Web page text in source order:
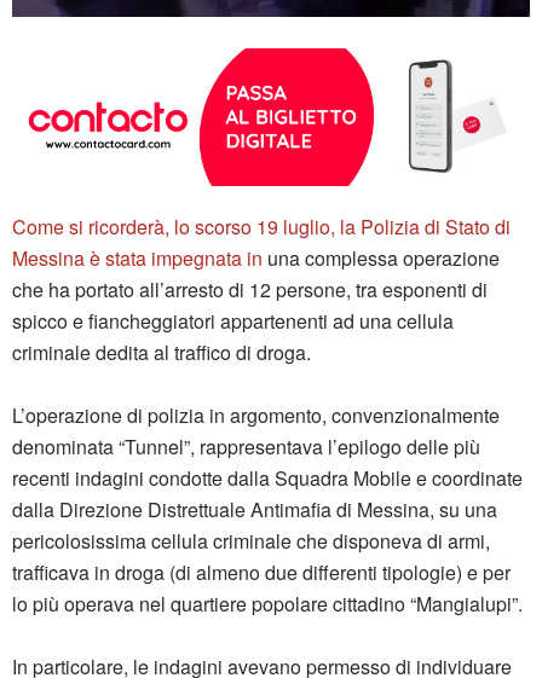
Come si ricorderà, lo scorso 19 luglio, la Polizia di Stato di
Messina è stata impegnata in una complessa operazione
che ha portato all’arresto di 12 persone, tra esponenti di
spicco e fiancheggiatori appartenenti ad una cellula
criminale dedita al traffico di droga.
L’operazione di polizia in argomento, convenzionalmente
denominata “Tunnel”, rappresentava l’epilogo delle più
recenti indagini condotte dalla Squadra Mobile e coordinate
dalla Direzione Distrettuale Antimafia di Messina, su una
pericolosissima cellula criminale che disponeva di armi,
trafficava in droga (di almeno due differenti tipologie) e per
lo più operava nel quartiere popolare cittadino “Mangialupi”.
In particolare, le indagini avevano permesso di individuare